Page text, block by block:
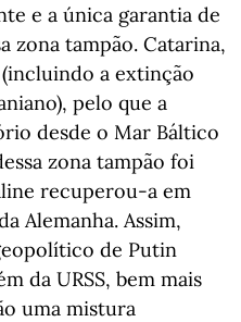
e a única garantia de
zona tampão. Catarina,
a extinção
pelo que a
desde o Mar Báltico
zona tampão foi
recuperou-a em
Alemanha. Assim,
de Putin
da URSS, bem mais
uma mistura